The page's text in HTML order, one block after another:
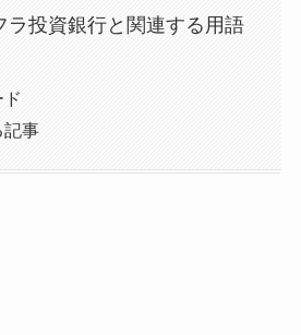
ラ投資銀行と関連する用語
記事